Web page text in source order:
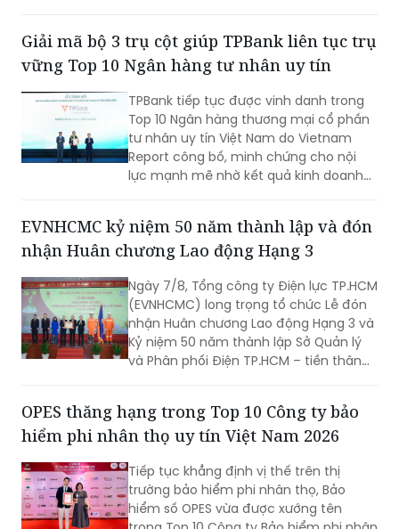
suốt nhiều tiếng đồng hồ hàng đêm,
thầy Nhàn đã biến sóng livestream
miễn phí, gỡ rối kịp thời cho hàng nghìn
người xem — từ những hộ kinh doanh
nhỏ lẻ, các chủ doanh nghiệp cho đến
các kế toán viên đang lúng túng trước
hàng loạt chính sách thuế mới.
Giải mã bộ 3 trụ cột giúp TPBank liên tục trụ
vững Top 10 Ngân hàng tư nhân uy tín
TPBank tiếp tục được vinh danh trong
Top 10 Ngân hàng thương mại cổ phần
tư nhân uy tín Việt Nam do Vietnam
Report công bố, minh chứng cho nội
lực mạnh mẽ nhờ kết quả kinh doanh
nghiệm khách hàng theo chuẩn quốc
tế.
EVNHCMC kỷ niệm 50 năm thành lập và đón
nhận Huân chương Lao động Hạng 3
Ngày 7/8, Tổng công ty Điện lực TP.HCM
(EVNHCMC) long trọng tổ chức Lễ đón
nhận Huân chương Lao động Hạng 3 và
Kỷ niệm 50 năm thành lập Sở Quản lý
và Phân phối Điện TP.HCM – tiền thân
OPES thăng hạng trong Top 10 Công ty bảo
hiểm phi nhân thọ uy tín Việt Nam 2026
Tiếp tục khẳng định vị thế trên thị
trường bảo hiểm phi nhân thọ, Bảo
hiểm số OPES vừa được xướng tên